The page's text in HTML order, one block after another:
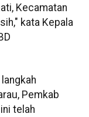
Kecamatan
kata Kepala
Pemkab
telah